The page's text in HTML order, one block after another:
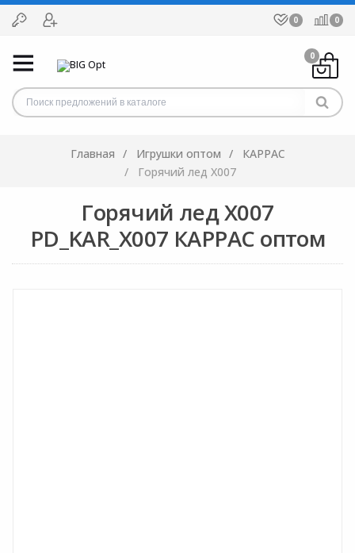
0 0
0
Главная Игрушки оптом
КАРРАС
Горячий лед X007
Горячий лед X007
PD_KAR_X007 КАРРАС оптом